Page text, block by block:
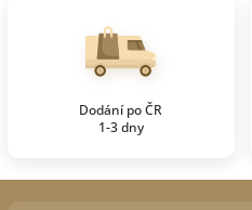
Dodání po ČR
1-3 dny